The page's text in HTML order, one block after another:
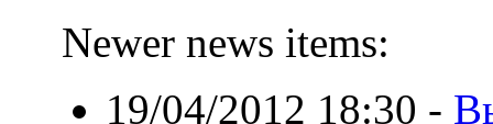
Newer news items:
19/04/2012 18:30 -